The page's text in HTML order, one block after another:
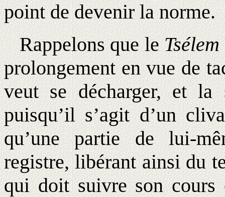
point de devenir la norme.
Rappelons que leTsélem
prolongement en vue de
veut se décharger, et
puisqu’il s’agit d’un
qu’une partie de lui-
registre, libérant ainsi du
qui doit suivre son cours